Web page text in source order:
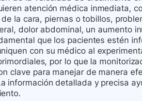
atención médica inmediata,
la cara, piernas o tobillos,
dolor abdominal, un aumento
que los pacientes estén
con su médico al
por lo que la
clave para manejar de manera
información detallada y precisa